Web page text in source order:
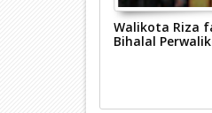
Walikota Riza
Bihalal